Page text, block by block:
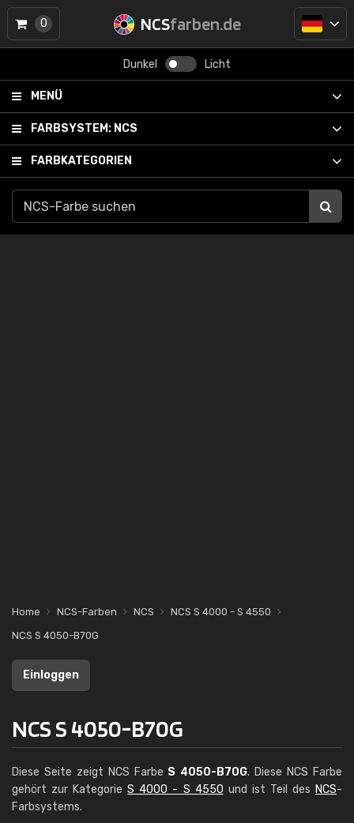
NCSfarben.de
Dunkel Licht
MENÜ
FARBSYSTEM: NCS
FARBKATEGORIEN
0
Home NCS-Farben NCS
NCS S 4000 - S 4550
NCS S 4050-B70G
Einloggen
NCS S 4050-B70G
Diese Seite zeigt NCS Farbe S 4050-B70G. Diese NCS Farbe
gehört zur KategorieS 4000 - S 4550 und ist Teil des NCS-
Farbsystems.